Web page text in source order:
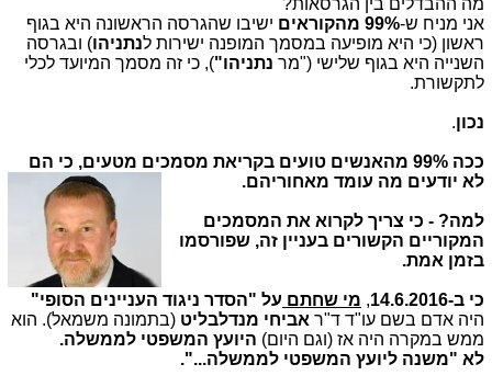
אני מניח ש-99% מהקוראים
ישיבו שהגרסה הראשונה היא בגוף
ראשון (כי היא מופיעה במסמך המופנה ישירות לנתניהו) ובגרסה
השנייה היא בגוף שלישי ("מר נתניהו"), כי זה מסמך המיועד לכלי
לתקשורת.
נכון.
ככה 99% מהאנשים טועים בקריאת מסמכים מטעים, כי הם
לא יודעים מה עומד מאחוריהם.
למה? - כי צריך לקרוא את המסמכים
המקוריים הקשורים בעניין זה, שפורסמו
בזמן אמת.
כי ב-14.6.2016 , מי שחתם על "הסדר ניגוד העניינים הסופי"
היה אדם בשם עו"ד ד"ר אביחי מנדלבליט (בתמונה משמאל). הוא
ממש במקרה היה אז (וגם היום) היועץ המשפטי לממשלה.
לא "משנה ליועץ המשפטי לממשלה...".